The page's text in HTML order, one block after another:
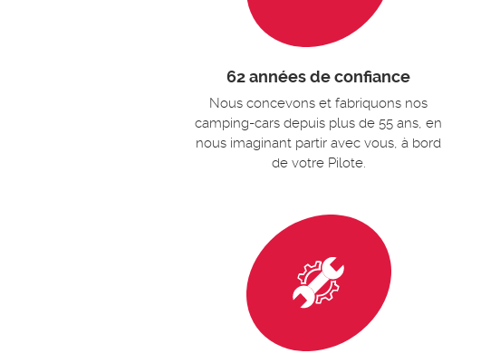
62 années de confiance
Nous concevons et fabriquons nos
camping-cars depuis plus de 55 ans, en
nous imaginant partir avec vous, à bord
de votre Pilote.